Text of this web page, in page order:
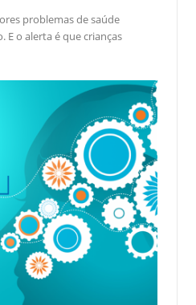
problemas de saúde
o alerta é que crianças